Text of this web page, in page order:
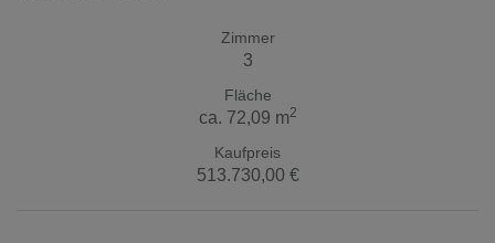
Zimmer
3
Fläche
ca. 72,09 m2
Kaufpreis
513.730,00 €